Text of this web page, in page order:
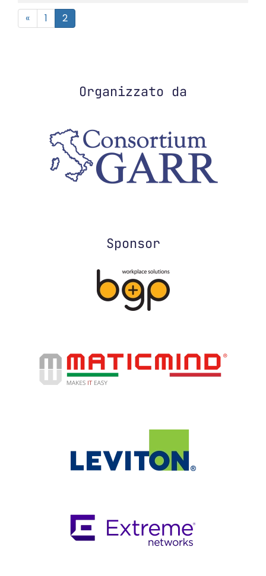
« 1 2
Organizzato da
Sponsor